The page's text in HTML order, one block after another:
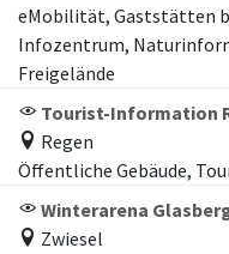
eMobilität, Gaststätten
Infozentrum,
Freigelände
Tourist-Information
Regen
Öffentliche Gebäude,
Winterarena
Zwiesel